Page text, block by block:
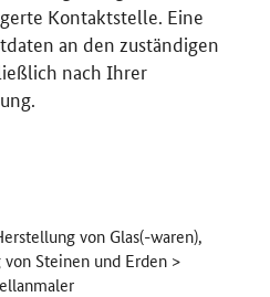
Kontaktstelle. Eine
an den zuständigen
nach Ihrer
von Glas(-waren),
Steinen und Erden >